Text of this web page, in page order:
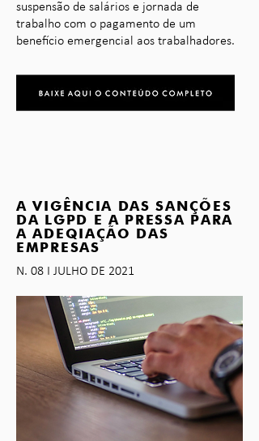
suspensão de salários e jornada de
trabalho com o pagamento de um
benefício emergencial aos trabalhadores.
A VIGÊNCIA DAS SANÇÕES
DA LGPD E A PRESSA PARA
A ADEQIAÇÃO DAS
EMPRESAS
N. 08 I JULHO DE 2021